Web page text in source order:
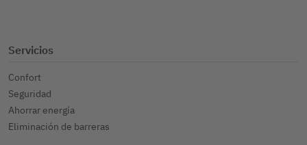
Servicios
Confort
Seguridad
Ahorrar energía
Eliminación de barreras